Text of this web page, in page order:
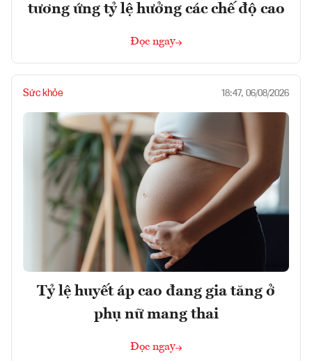
tương ứng tỷ lệ hưởng các chế độ cao
Đọc ngay
Sức khỏe 18:47, 06/08/2026
Tỷ lệ huyết áp cao đang gia tăng ở
phụ nữ mang thai
Đọc ngay